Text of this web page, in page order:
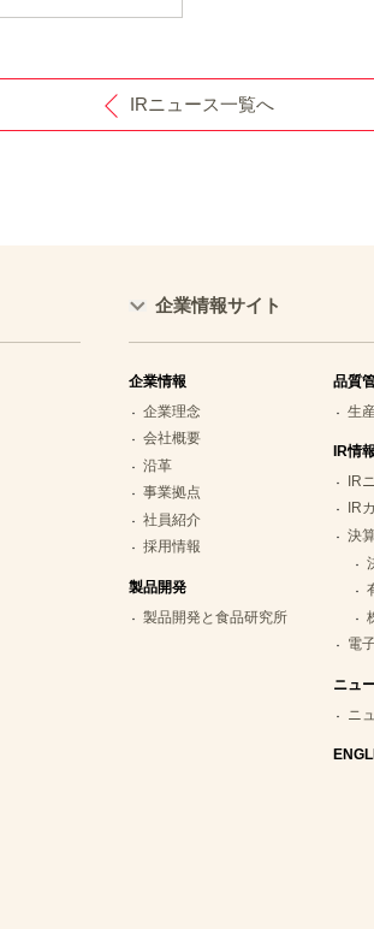
IRニュース一覧へ
企業情報サイト
企業情報
企業理念
会社概要
沿革
事業拠点
社員紹介
採用情報
製品開発
製品開発と食品研究所
品質
生
IR情報
IR
IR
決
電
ニュ
ニ